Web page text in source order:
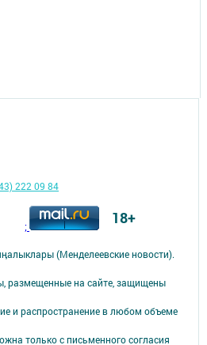
(Менделеевские новости).
размещенные на сайте, защищены
и распространение в любом объеме
только с письменного согласия
222 09 84
; 18+